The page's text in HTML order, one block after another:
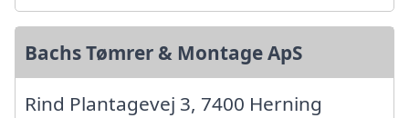
Bachs Tømrer & Montage ApS
Rind Plantagevej 3, 7400 Herning